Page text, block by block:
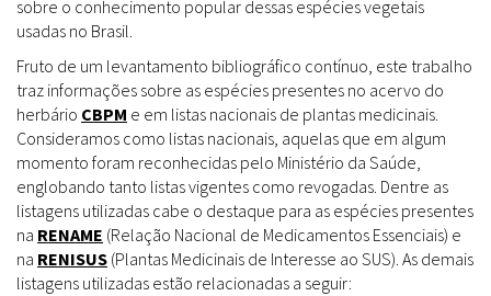
sobre o conhecimento popular dessas espécies vegetais
usadas no Brasil.
Fruto de um levantamento bibliográfico contínuo, este trabalho
traz informações sobre as espécies presentes no acervo do
herbário CBPM e em listas nacionais de plantas medicinais.
Consideramos como listas nacionais, aquelas que em algum
momento foram reconhecidas pelo Ministério da Saúde,
englobando tanto listas vigentes como revogadas. Dentre as
listagens utilizadas cabe o destaque para as espécies presentes
na RENAME (Relação Nacional de Medicamentos Essenciais) e
na RENISUS (Plantas Medicinais de Interesse ao SUS). As demais
listagens utilizadas estão relacionadas a seguir: